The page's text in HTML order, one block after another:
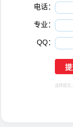
电话：
专业：
QQ：
选择提交